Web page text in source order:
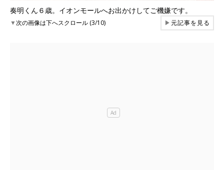
奏明くん６歳。イオンモールへお出かけしてご機嫌です。
▼次の画像は下へスクロール (3/10) ▶元記事を見る